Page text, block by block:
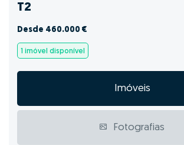
T2
Desde 460.000 €
1 imóvel disponível
Imóveis
Fotografias